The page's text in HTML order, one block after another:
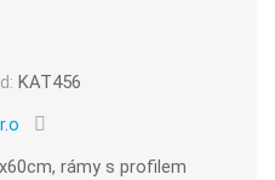
KAT456
rámy s profilem